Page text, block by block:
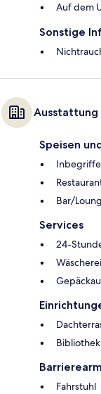
Auf dem
Sonstige
Speisen
Bar/
Services
24-
Wäscherei
Bibliothek
Fahrstuhl